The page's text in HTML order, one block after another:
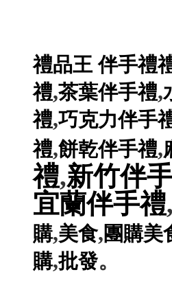
禮品王 伴手禮
禮,茶葉伴手禮,
禮,巧克力伴手
禮,餅乾伴手禮,
禮,新竹伴
宜蘭伴手禮,
購,美食,團購美
購,批發。